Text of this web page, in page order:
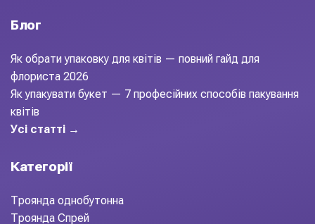
Блог
Як обрати упаковку для квітів — повний гайд для
флориста 2026
Як упакувати букет — 7 професійних способів пакування
квітів
Усі статті →
Категорії
Троянда однобутонна
Троянда Спрей